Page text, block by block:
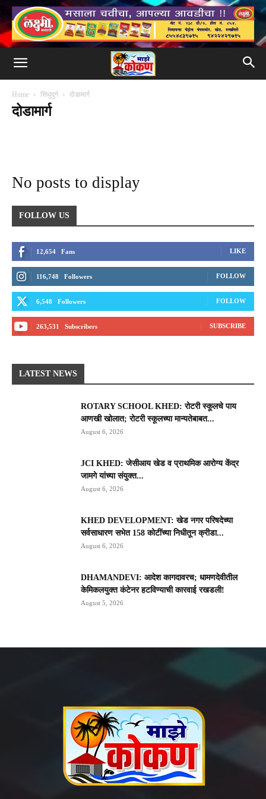
Home सिंधुदुर्ग दोडामार्ग
दोडामार्ग
No posts to display
FOLLOW US
12,654 Fans LIKE
116,748 Followers FOLLOW
6,548 Followers FOLLOW
263,531 Subscribers SUBSCRIBE
LATEST NEWS
ROTARY SCHOOL KHED: रोटरी स्कूलचे पाय
आणखी खोलात; रोटरी स्कूलच्या मान्यतेबाबत...
August 6, 2026
JCI KHED: जेसीआय खेड व प्राथमिक आरोग्य केंद्र
जामगे यांच्या संयुक्त...
August 6, 2026
KHED DEVELOPMENT: खेड नगर परिषदेच्या
सर्वसाधारण सभेत 158 कोटींच्या निधीतून क्रीडा...
August 6, 2026
DHAMANDEVI: आदेश कागदावरच; धामणदेवीतील
केमिकलयुक्त कंटेनर हटविण्याची कारवाई रखडली!
August 5, 2026